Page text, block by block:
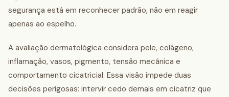
segurança está em reconhecer padrão, não em reagir
apenas ao espelho.
A avaliação dermatológica considera pele, colágeno,
inflamação, vasos, pigmento, tensão mecânica e
comportamento cicatricial. Essa visão impede duas
decisões perigosas: intervir cedo demais em cicatriz que